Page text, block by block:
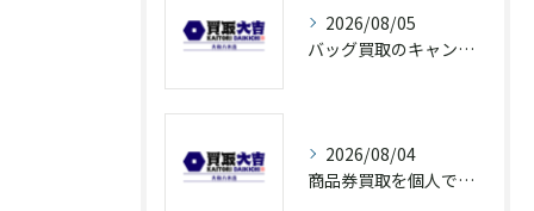
2026/08/05
バッグ買取のキャンペーンで奈良県橿原市でお得に売るための条件と注意点徹底ガイド
2026/08/04
商品券買取を個人で利用する際の奈良県橿原市で知っておきたい高換金ポイント